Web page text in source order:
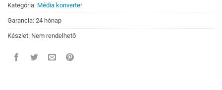
Kategória: Média konverter
Garancia: 24 hónap
Készlet: Nem rendelhető